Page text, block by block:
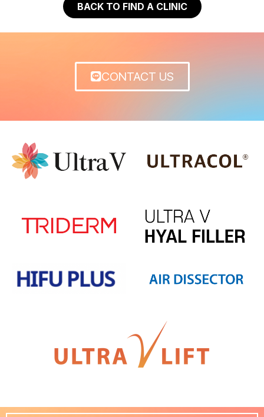
BACK TO FIND A CLINIC
CONTACT US